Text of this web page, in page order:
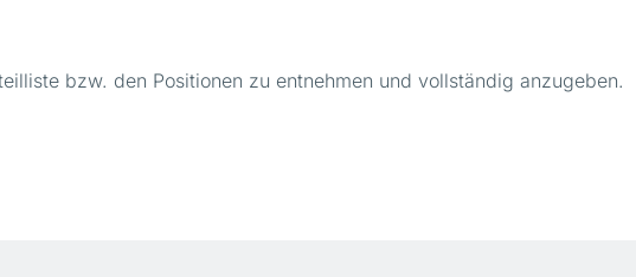
bzw. den Positionen zu entnehmen und vollständig anzugeben.